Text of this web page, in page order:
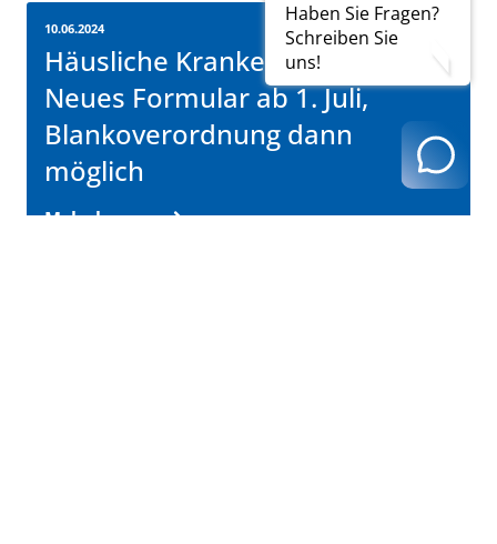
Haben Sie Fragen?
Schreiben Sie
uns!
10.06.2024
Häusliche Krankenpflege:
Neues Formular ab 1. Juli,
Blankoverordnung dann
möglich
Mehr lesen...